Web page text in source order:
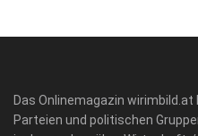
Das Onlinemagazin
Parteien und politischen